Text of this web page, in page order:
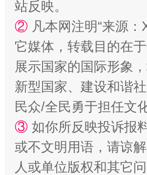
漫山遍野的桃花与雪山、麦地、白藏房
招工难、用工荒背后
站反映。
② 凡本网注明“来源
它媒体，转载目的在
展示国家的国际形象
新型国家、建设和谐
民众/全民勇于担任文
③ 如你所反映投诉报
或不文明用语，请谅
人或单位版权和其它